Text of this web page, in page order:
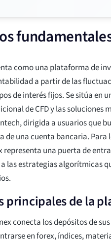
como una plataforma de
a partir de las
de interés fijos. Se sitúa en
de CFD y las soluciones
dirigida a usuarios que
de una cuenta bancaria. Para
representa una puerta de
las estrategias algorítmicas
principales de la
conecta los depósitos de
en forex, índices,